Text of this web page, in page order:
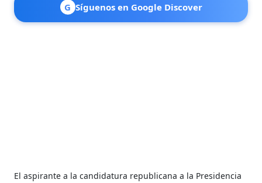
G Síguenos en Google Discover
El aspirante a la candidatura republicana a la Presidencia